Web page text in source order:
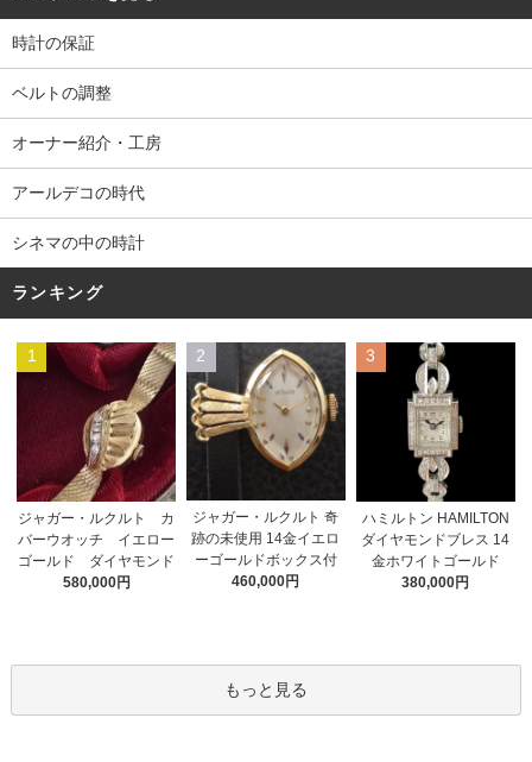
時計の保証
ベルトの調整
オーナー紹介・工房
アールデコの時代
シネマの中の時計
ランキング
1
ジャガー・ルクルト カ
バーウオッチ イエロー
ゴールド ダイヤモンド
580,000円
2
ジャガー・ルクルト 奇
跡の未使用 14金イエロ
ーゴールドボックス付
460,000円
3
ハミルトン HAMILTON
ダイヤモンドブレス 14
金ホワイトゴールド
380,000円
もっと見る